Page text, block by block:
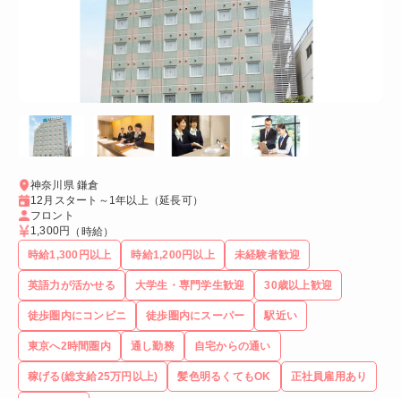
神奈川県 鎌倉
12月スタート～1年以上（延長可）
フロント
1,300円
（時給）
時給1,300円以上
時給1,200円以上 未経験者歓迎
英語力が活かせる 大学生・専門学生歓迎 30歳以上歓迎
徒歩圏内にコンビニ 徒歩圏内にスーパー 駅近い
東京へ2時間圏内 通し勤務 自宅からの通い
稼げる(総支給25万円以上) 髪色明るくてもOK 正社員雇用あり